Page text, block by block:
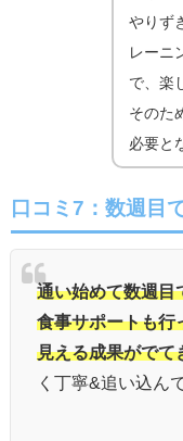
やりず
レーニ
で、楽
そのた
必要と
口コミ7：数週目
通い始めて数週目
食事サポートも行
見える成果がでて
く丁寧&追い込ん